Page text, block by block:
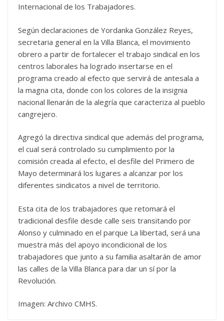
Internacional de los Trabajadores.
Según declaraciones de Yordanka González Reyes,
secretaria general en la Villa Blanca, el movimiento
obrero a partir de fortalecer el trabajo sindical en los
centros laborales ha logrado insertarse en el
programa creado al efecto que servirá de antesala a
la magna cita, donde con los colores de la insignia
nacional llenarán de la alegría que caracteriza al pueblo
cangrejero.
Agregó la directiva sindical que además del programa,
el cual será controlado su cumplimiento por la
comisión creada al efecto, el desfile del Primero de
Mayo determinará los lugares a alcanzar por los
diferentes sindicatos a nivel de territorio.
Esta cita de los trabajadores que retomará el
tradicional desfile desde calle seis transitando por
Alonso y culminado en el parque La libertad, será una
muestra más del apoyo incondicional de los
trabajadores que junto a su familia asaltarán de amor
las calles de la Villa Blanca para dar un sí por la
Revolución.
Imagen: Archivo CMHS.